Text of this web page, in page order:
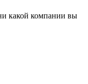
какой компании вы